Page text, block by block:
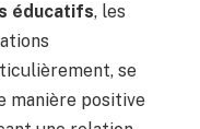
éducatifs, les
se
manière positive